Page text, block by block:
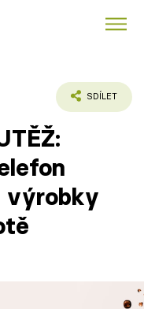
SDÍLET
výrobky